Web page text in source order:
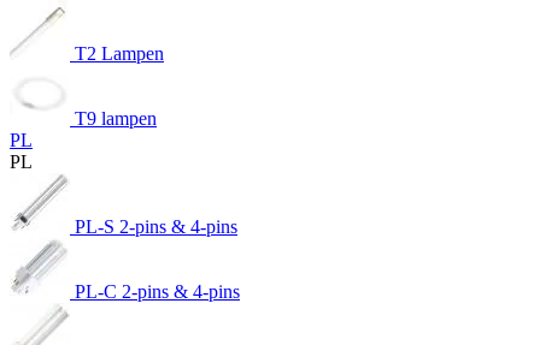
T2 Lampen
T9 lampen
PL
PL
PL-S 2-pins & 4-pins
PL-C 2-pins & 4-pins